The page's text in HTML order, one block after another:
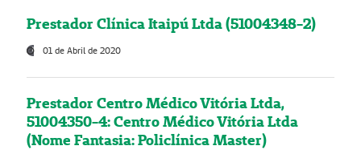
Prestador Clínica Itaipú Ltda (51004348-2)
01 de Abril de 2020
Prestador Centro Médico Vitória Ltda,
51004350-4: Centro Médico Vitória Ltda
(Nome Fantasia: Policlínica Master)